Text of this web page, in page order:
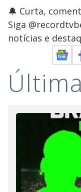
🔔 Curta,
Siga
notícias e